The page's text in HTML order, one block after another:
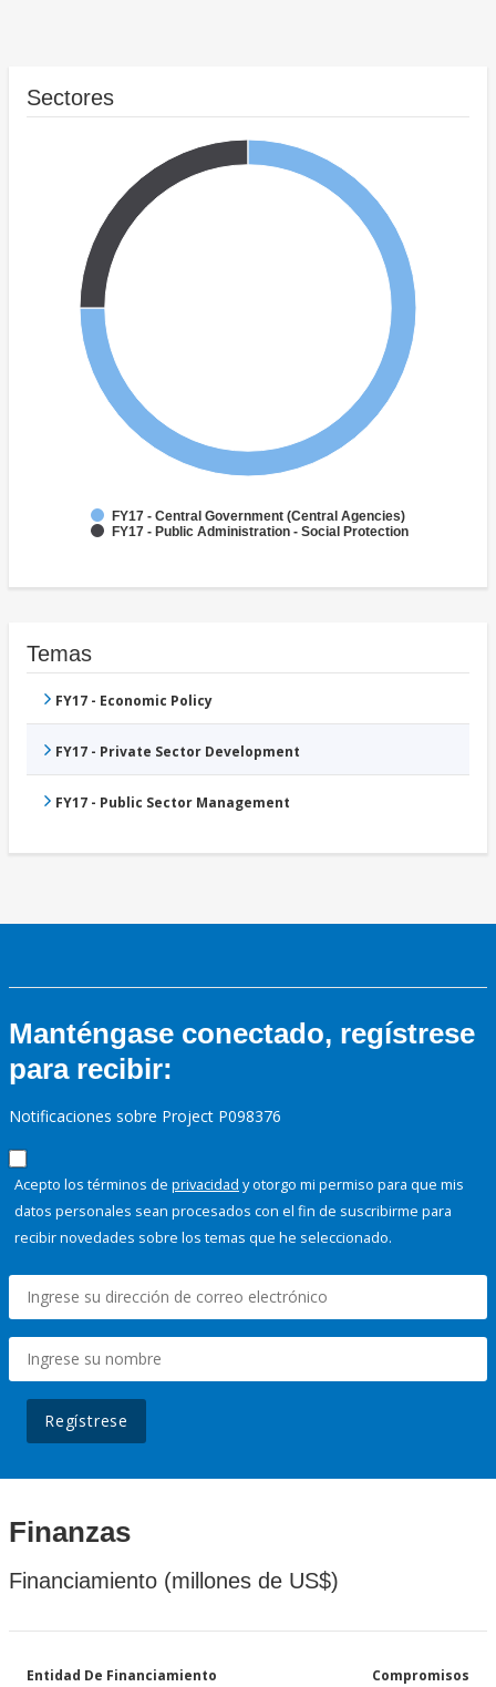
Sectores
FY17 - Central Government (Central Agencies)
FY17 - Public Administration - Social Protection
Temas
FY17 - Economic Policy
FY17 - Private Sector Development
FY17 - Public Sector Management
Manténgase conectado, regístrese
para recibir:
Notificaciones sobre Project P098376
Acepto los términos de privacidad y otorgo mi permiso para que mis
datos personales sean procesados con el fin de suscribirme para
recibir novedades sobre los temas que he seleccionado.
Regístrese
Finanzas
Financiamiento (millones de US$)
Entidad De Financiamiento Compromisos